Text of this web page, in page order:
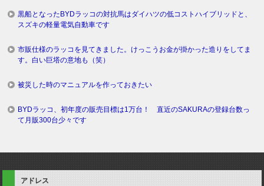
黒船となったBYDラッコの対抗馬はダイハツの低コストハイブリッドと、
スズキの軽量電気自動車です
市販仕様のラッコを見てきました。けっこうお金が掛かった造りをしてま
す。白い巨塔の意地も（笑）
被災した時のマニュアルを作っておきたい
BYDラッコ、初年度の販売目標は1万台！ 直近のSAKURAの登録台数っ
て月販300台少々です
アドレス